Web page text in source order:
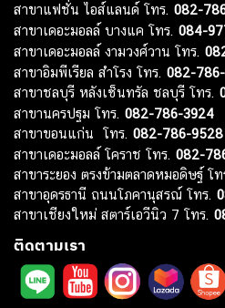
สาขาแฟชั่น ไอส์แลนด์ โทร. 082-
สาขาเดอะมอลล์ บางแค โทร. 084-
สาขาเดอะมอลล์ งามวงศ์วาน โทร.
สาขาอิมพีเรียล สำโรง โทร. 082-
สาขาชลบุรี หลังเซ็นทรัล ชลบุรี โทร.
สาขานครปฐม โทร. 082-786-3924
สาขาขอนแก่น โทร. 082-786-9528
สาขาเดอะมอลล์ โคราช โทร. 082-
สาขาระยอง ตรงข้ามตลาดหมอดิษฐ์ โท
สาขาอุดรธานี ถนนโภคานุสรณ์ โทร.
สาขาเชียงใหม่ สตาร์เอวีนิว 7 โทร.
ติดตามเรา